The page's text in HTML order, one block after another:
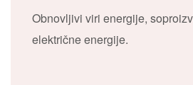
Obnovljivi viri energije,
električne energije.